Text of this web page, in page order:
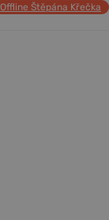
Offline Štěpána Křečka